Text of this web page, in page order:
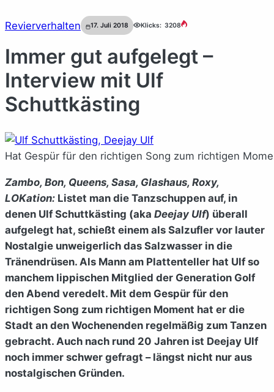
Revierverhalten 17. Juli 2018 Klicks: 3208
Immer gut aufgelegt –
Interview mit Ulf
Schuttkästing
Hat Gespür für den richtigen Song zum richtigen
Zambo, Bon, Queens, Sasa, Glashaus, Roxy,
LOKation: Listet man die Tanzschuppen auf, in
denen Ulf Schuttkästing (aka Deejay Ulf) überall
aufgelegt hat, schießt einem als Salzufler vor lauter
Nostalgie unweigerlich das Salzwasser in die
Tränendrüsen. Als Mann am Plattenteller hat Ulf so
manchem lippischen Mitglied der Generation Golf
den Abend veredelt. Mit dem Gespür für den
richtigen Song zum richtigen Moment hat er die
Stadt an den Wochenenden regelmäßig zum Tanzen
gebracht. Auch nach rund 20 Jahren ist Deejay Ulf
noch immer schwer gefragt – längst nicht nur aus
nostalgischen Gründen.